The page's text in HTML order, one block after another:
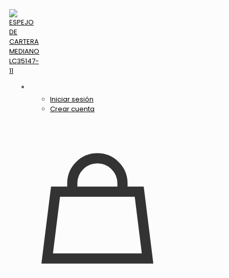
Iniciar sesión
Crear cuenta